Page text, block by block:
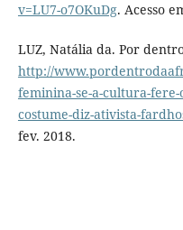
v=LU7-o7OKuDg. Acesso
LUZ, Natália da. Por
http://
feminina-se-a-cultura-
costume-diz-ativista-
fev. 2018.